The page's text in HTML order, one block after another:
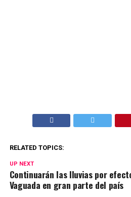
RELATED TOPICS:
UP NEXT
Continuarán las lluvias por
Vaguada en gran parte del país